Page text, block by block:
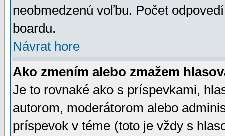
neobmedzenú voľbu. Počet
boardu.
Návrat hore
Ako zmením alebo zmažem
Je to rovnaké ako s príspevkami,
autorom, moderátorom alebo
príspevok v téme (toto je vždy s